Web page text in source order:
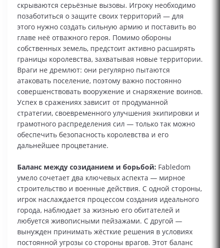
скрываются серьёзные вызовы. Игроку необходимо
позаботиться о защите своих территорий — для
этого нужно создать сильную армию и поставить во
главе неё отважного героя. Помимо обороны
собственных земель, предстоит активно расширять
границы королевства, захватывая новые территории.
Враги не дремлют: они регулярно пытаются
атаковать поселение, поэтому важно постоянно
совершенствовать вооружение и снаряжение воинов.
Успех в сражениях зависит от продуманной
стратегии, своевременного улучшения экипировки и
грамотного распределения сил — только так можно
обеспечить безопасность королевства и его
дальнейшее процветание.
Баланс между созиданием и борьбой: Fabledom
умело сочетает два ключевых аспекта — мирное
строительство и военные действия. С одной стороны,
игрок наслаждается процессом создания идеального
города, наблюдает за жизнью его обитателей и
любуется живописными пейзажами. С другой —
вынужден принимать жёсткие решения в условиях
постоянной угрозы со стороны врагов. Этот баланс